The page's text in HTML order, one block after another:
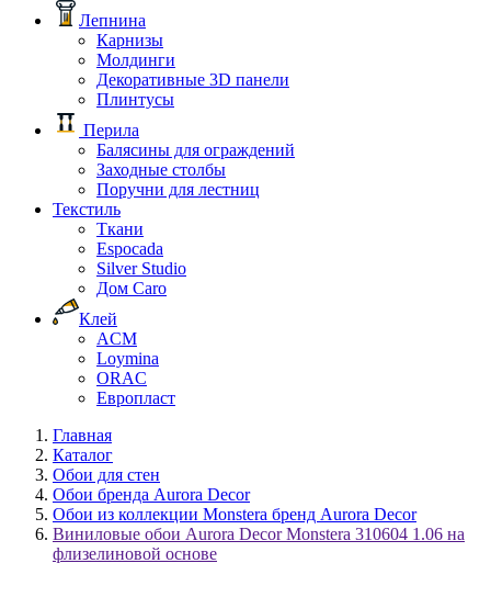
Лепнина
Карнизы
Молдинги
Декоративные 3D панели
Плинтусы
Перила
Балясины для ограждений
Заходные столбы
Поручни для лестниц
Текстиль
Ткани
Espocada
Silver Studio
Дом Caro
Клей
ACM
Loymina
ORAC
Европласт
Главная
Каталог
Обои для стен
Обои бренда Aurora Decor
Обои из коллекции Monstera бренд Aurora Decor
Виниловые обои Aurora Decor Monstera 310604 1.06 на
флизелиновой основе